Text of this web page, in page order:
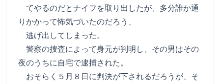
てやるのだとナイフを取り出したが、多分誰か通
りかかって怖気づいたのだろう、
逃げ出してしまった。
警察の捜査によって身元が判明し、その男はその
夜のうちに自宅で逮捕された。
おそらく５月８日に判決が下されるだろうが、そ